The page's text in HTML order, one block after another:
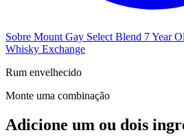
Sobre Mount Gay Select Blend 7 Year
Whisky Exchange
Rum envelhecido
Monte uma combinação
Adicione um ou dois